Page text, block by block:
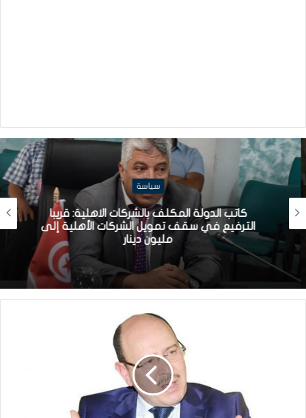
سياسة
كاتب الدولة المكلف بالشركات الاهلية: قريبا
الترفيع في سقف تمويل الشركات الأهلية إلى
مليون دينار